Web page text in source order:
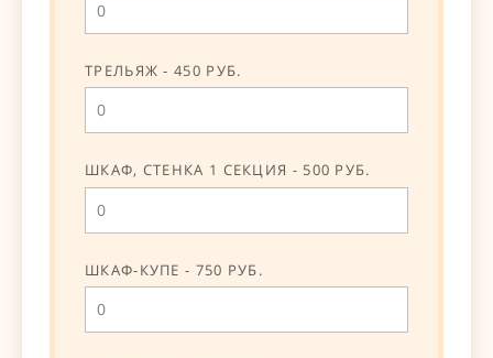
ТРЕЛЬЯЖ - 450 РУБ.
ШКАФ, СТЕНКА 1 СЕКЦИЯ - 500 РУБ.
ШКАФ-КУПЕ - 750 РУБ.